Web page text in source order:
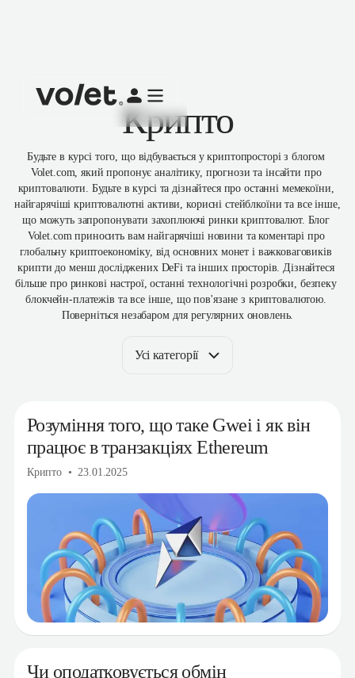
Усі категорії
Крипто
Будьте в курсі того, що відбувається у криптопросторі з блогом
Volet.com, який пропонує аналітику, прогнози та інсайти про
криптовалюти. Будьте в курсі та дізнайтеся про останні мемекоїни,
найгарячіші криптовалютні активи, корисні стейблкоїни та все інше,
що можуть запропонувати захоплюючі ринки криптовалют. Блог
Volet.com приносить вам найгарячіші новини та коментарі про
глобальну криптоекономіку, від основних монет і важковаговиків
крипти до менш досліджених DeFi та інших просторів. Дізнайтеся
більше про ринкові настрої, останні технологічні розробки, безпеку
блокчейн-платежів та все інше, що пов'язане з криптовалютою.
Поверніться незабаром для регулярних оновлень.
Розуміння того, що таке Gwei і як він
працює в транзакціях Ethereum
Крипто 23.01.2025
Чи оподатковується обмін